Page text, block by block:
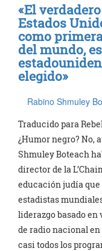
«El
Estados
como
del mundo,
elegido»
Rabino Shmuley
Traducido para
¿Humor negro? No,
Shmuley Boteach
director de la
educación judía
estadistas
liderazgo basado en
de radio nacional
casi todos los